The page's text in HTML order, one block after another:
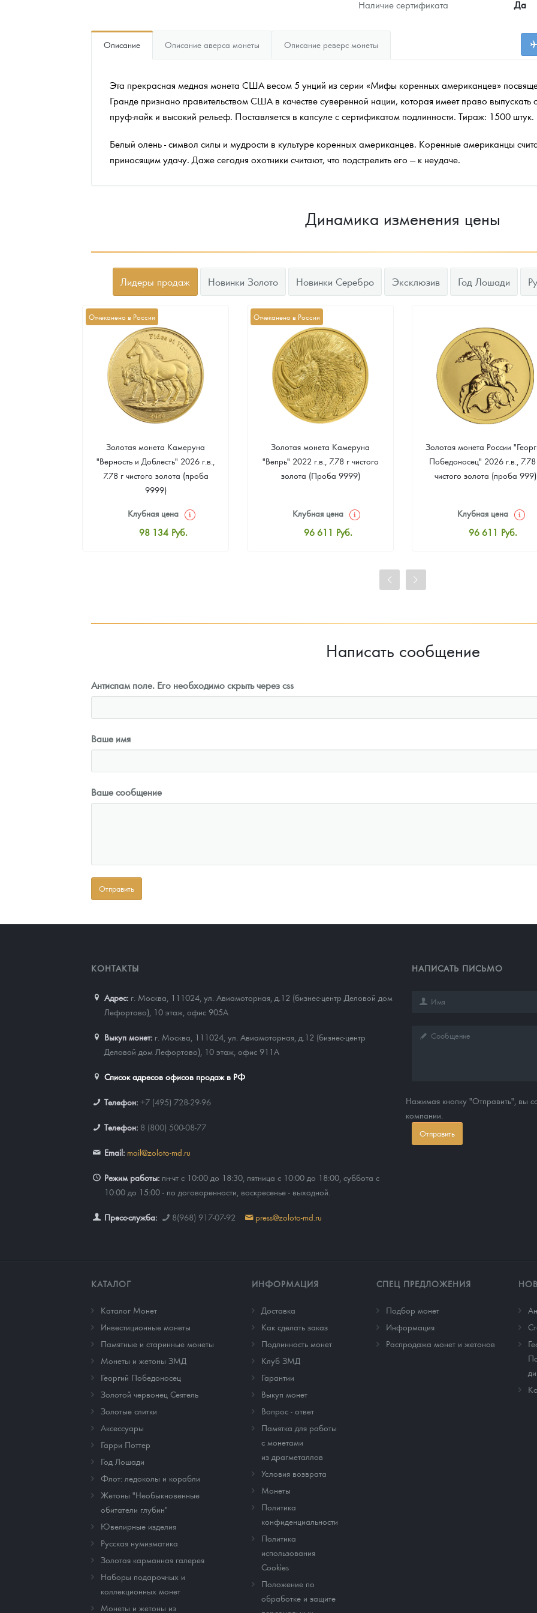
Монеты и жетоны из недрагоценных металлов
Наличие сертификата
Да
Описание Описание аверса монеты Описание реверс монеты
Эта прекрасная медная монета США весом 5 унций из серии «Мифы коренных американцев»
Гранде признано правительством США в качестве суверенной нации, которая имеет право выпускать
пруф-лайк и высокий рельеф. Поставляется в капсуле с сертификатом подлинности. Тираж: 1500 штук.
Белый олень - символ силы и мудрости в культуре коренных американцев. Коренные американцы
приносящим удачу. Даже сегодня охотники считают, что подстрелить его — к неудаче.
Динамика изменения цены
Лидеры продаж Новинки Золото Новинки Серебро Эксклюзив Год Лошади
Отчеканено в России
Золотая монета Камеруна
"Верность и Доблесть" 2026 г.в.,
7.78 г чистого золота (проба
9999)
Клубная цена
98 134 Руб.
Отчеканено в России
Золотая монета Камеруна
"Вепрь" 2022 г.в., 7.78 г чистого
золота (Проба 9999)
Клубная цена
96 611 Руб.
Золотая монета России
Победоносец" 2026 г.в., 7.78
чистого золота (проба 999)
Клубная цена
96 611 Руб.
Написать сообщение
Антиспам поле. Его необходимо скрыть через css
Ваше имя
Ваше сообщение
КОНТАКТЫ
Адрес: г. Москва, 111024 ул. Авиамоторная, д.12 (бизнес-центр Деловой дом
Лефортово), 10 этаж, офис 905А
Выкуп монет: г. Москва, 111024, ул. Авиамоторная, д.12 (бизнес-центр
Деловой дом Лефортово), 10 этаж, офис 911А
Список адресов офисов продаж в РФ
Телефон: +7 (495) 728-29-96
Телефон: 8 (800) 500-08-77
Email: mail@zoloto-md.ru
Режим работы: пн-чт с 10:00 до 18:30, пятница с 10:00 до 18:00, суббота с
10:00 до 15:00 - по договоренности, воскресенье - выходной.
Пресс-служба: 8(968) 917-07-92 press@zoloto-md.ru
НАПИСАТЬ ПИСЬМО
Нажимая кнопку "Отправить", вы
компании.
Отправить
КАТАЛОГ
Каталог Монет
Инвестиционные монеты
Памятные и старинные монеты
Монеты и жетоны ЗМД
Георгий Победоносец
Золотой червонец Сеятель
Золотые слитки
Аксессуары
Гарри Поттер
Год Лошади
Флот: ледоколы и корабли
Жетоны "Необыкновенные
обитатели глубин"
Ювелирные изделия
Русская нумизматика
Золотая карманная галерея
Наборы подарочных и
коллекционных монет
Монеты и жетоны из
ИНФОРМАЦИЯ
Доставка
Как сделать заказ
Подлинность монет
Клуб ЗМД
Гарантии
Выкуп монет
Вопрос - ответ
Памятка для работы
с монетами
из драгметаллов
Условия возврата
Монеты
Политика
конфиденциальности
Политика
использования
Cookies
Положение по
обработке и защите
СПЕЦ ПРЕДЛОЖЕНИЯ
Подбор монет
Информация
Распродажа монет и жетонов